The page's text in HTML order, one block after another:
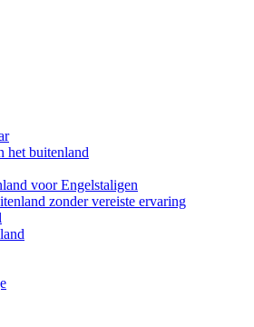
het buitenland
voor Engelstaligen
zonder vereiste ervaring